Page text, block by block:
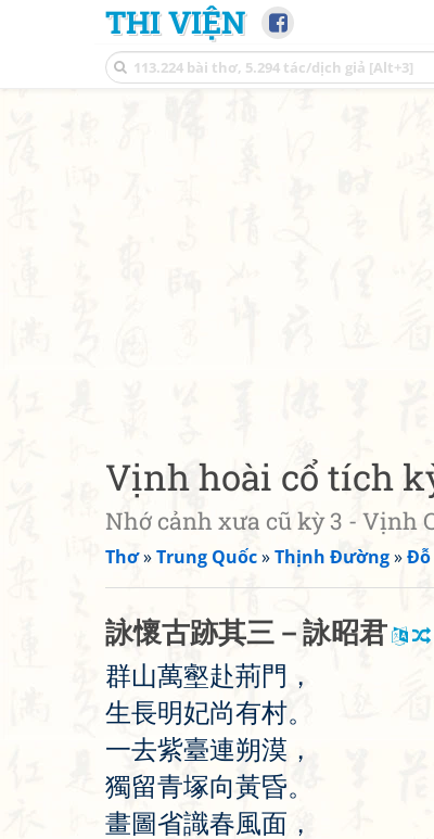
THI VIỆN
Vịnh hoài cổ tích
Nhớ cảnh xưa cũ kỳ 3 - Vịnh
Thơ»Trung Quốc»Thịnh Đường»Đỗ
詠懷古跡其三 － 詠昭君
群山萬壑赴荊門 ，
生長明妃尚有村。
一去紫臺連朔漠 ，
獨留青塚向黃昏。
畫圖省識春風面 ，